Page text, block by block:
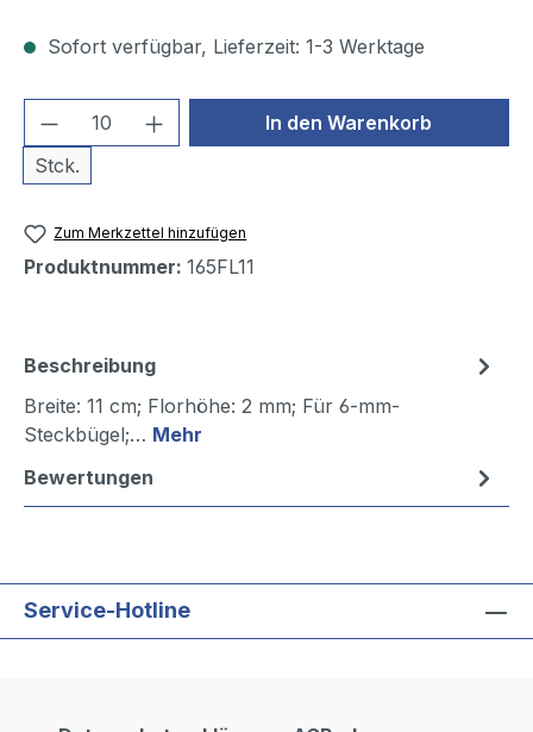
Sofort verfügbar, Lieferzeit: 1-3 Werktage
Produkt Anzahl: Gib den
Stck.
In den Warenkorb
Zum Merkzettel hinzufügen
Produktnummer: 165FL11
Beschreibung
Breite: 11 cm; Florhöhe: 2 mm; Für 6-mm-
Steckbügel;… Mehr
Bewertungen
Service-Hotline